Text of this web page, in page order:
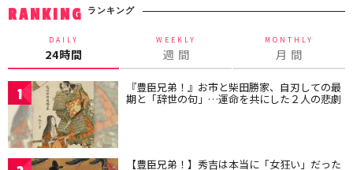
RANKING ランキング
DAILY
24時間
WEEKLY
週 間
MONTHLY
月 間
1 『豊臣兄弟！』お市と柴田勝家、自刃しての最
期と「辞世の句」…運命を共にした２人の悲劇
【豊臣兄弟！】秀吉は本当に「女狂い」だった